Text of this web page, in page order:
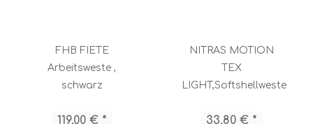
FHB FIETE
Arbeitsweste ,
schwarz
119,00 € *
NITRAS MOTION
TEX
LIGHT,Softshellweste
33,80 € *